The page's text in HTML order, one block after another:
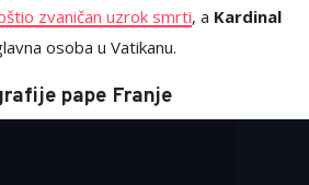
zvaničan uzrok smrti, a Kardinal
osoba u Vatikanu.
pape Franje